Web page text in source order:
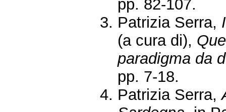
pp. 82-107.
Patrizia Serra,
(a cura di),
paradigma da
pp. 7-18.
Patrizia Serra,